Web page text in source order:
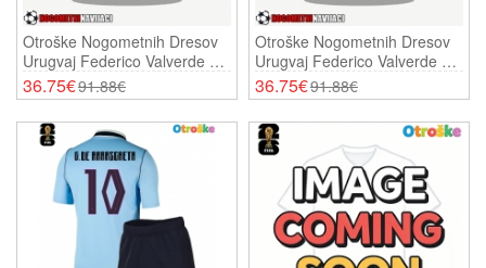
Otroške Nogometnih Dresov
Urugvaj Federico Valverde #8
Domači SP 2026 Kratki
Rokavi (+ Hlače)
36.75€91.88€
Otroške Nogometnih Dresov
Urugvaj Federico Valverde #8
Gostujoči SP 2026 Kratki
Rokavi (+ Hlače)
36.75€91.88€